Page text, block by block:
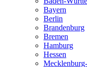
Bayern
Berlin
Brandenburg
Bremen
Hamburg
Hessen